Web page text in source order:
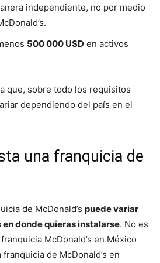
independiente, no por medio
500 000 USD en activos
que, sobre todo los requisitos
dependiendo del país en el
una franquicia de
de McDonald’s puede variar
donde quieras instalarse. No es
McDonald’s en México
de McDonald’s en